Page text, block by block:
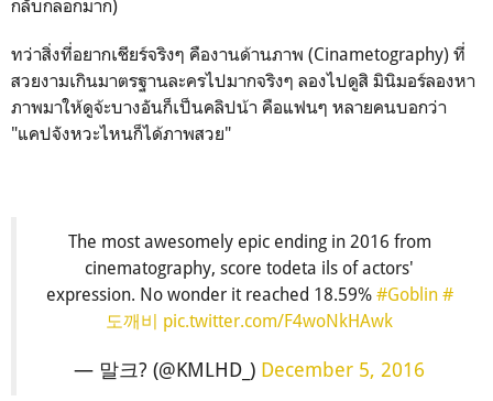
กลับกลอกมาก)
ทว่าสิ่งที่อยากเชียร์จริงๆ คืองานด้านภาพ (Cinametography) ที่
สวยงามเกินมาตรฐานละครไปมากจริงๆ ลองไปดูสิ มินิมอร์ลองหา
ภาพมาให้ดูจ้ะบางอันก็เป็นคลิปน้า คือแฟนๆ หลายคนบอกว่า
"แคปจังหวะไหนก็ได้ภาพสวย"
The most awesomely epic ending in 2016 from
cinematography, score todeta ils of actors'
expression. No wonder it reached 18.59% #Goblin #
도깨비 pic.twitter.com/F4woNkHAwk
— 말크? (@KMLHD_) December 5, 2016